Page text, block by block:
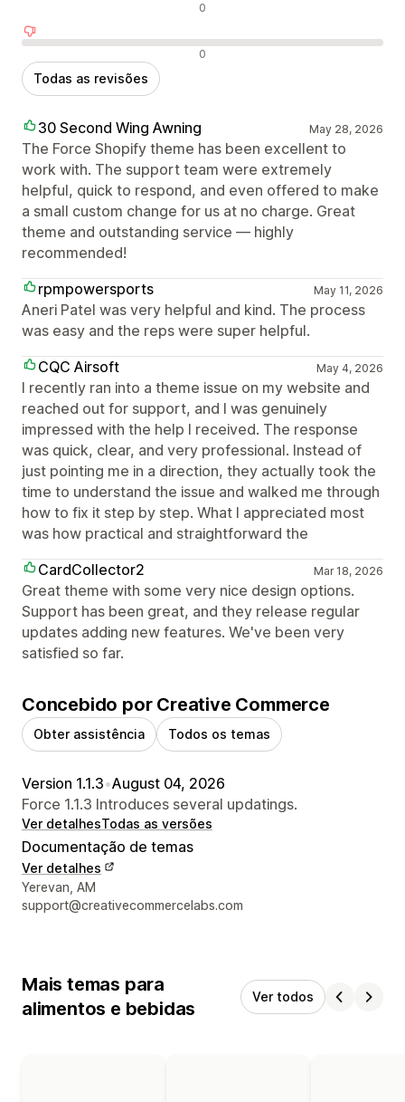
0
0
Todas as revisões
30 Second Wing Awning May 28, 2026
The Force Shopify theme has been excellent to
work with. The support team were extremely
helpful, quick to respond, and even offered to make
a small custom change for us at no charge. Great
theme and outstanding service — highly
recommended!
rpmpowersports
May 11, 2026
Aneri Patel was very helpful and kind. The process
was easy and the reps were super helpful.
CQC Airsoft
May 4, 2026
I recently ran into a theme issue on my website and
reached out for support, and I was genuinely
impressed with the help I received. The response
was quick, clear, and very professional. Instead of
just pointing me in a direction, they actually took the
time to understand the issue and walked me through
how to fix it step by step. What I appreciated most
was how practical and straightforward the
CardCollector2
Mar 18, 2026
Great theme with some very nice design options.
Support has been great, and they release regular
updates adding new features. We've been very
satisfied so far.
Concebido por Creative Commerce
Obter assistência Todos os temas
Version 1.1.3•August 04, 2026
Force 1.1.3 Introduces several updatings.
Ver detalhesTodas as versões
Documentação de temas
Ver detalhes
Detalhes de contacto do designer
Yerevan, AM
support@creativecommercelabs.com
Mais temas para
alimentos e bebidas
Ver todos